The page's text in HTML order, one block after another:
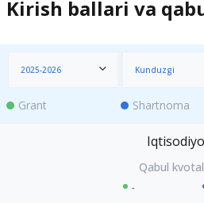
Kirish ballari va
2025-2026 Kunduzgi
Grant Shartnoma
-